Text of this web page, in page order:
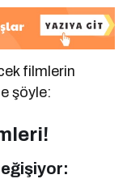
filmlerin
şöyle: